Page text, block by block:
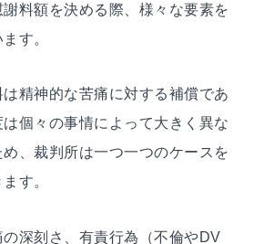
料額を決める際、様々な要素を
す。
精神的な苦痛に対する補償であ
個々の事情によって大きく異な
、裁判所は一つ一つのケースを
す。
深刻さ、有責行為（不倫やDV